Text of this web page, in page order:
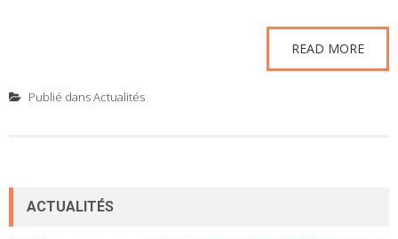
READ MORE
Publié dansActualités
ACTUALITÉS